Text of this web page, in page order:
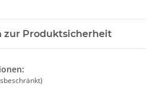
zur Produktsicherheit